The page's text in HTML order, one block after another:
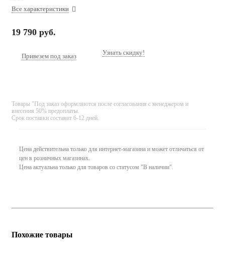
Все характеристики
19 790 руб.
Привезем под заказ Узнать скидку!
Товары "Под заказ оформляются после согласования с менеджером и
внесения 50% предоплаты.
Срок поставки составит 6-12 дней.
Цена действительна только для интернет-магазина и может отличаться от
цен в розничных магазинах.
Цена актуальна только для товаров со статусом "В наличии".
Похожие товары